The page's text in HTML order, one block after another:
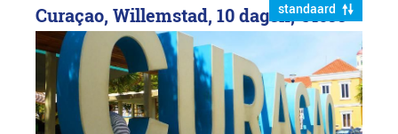
standaard
Curaçao, Willemstad, 10 dagen,€4699